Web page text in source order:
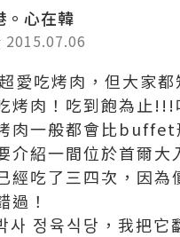
。心在韓
2015.07.06
愛吃烤肉，但大家
烤肉！吃到飽為止!!!
肉一般都會比
介紹一間位於首爾
經吃了三四次，因
過！
사 정육식당，我把